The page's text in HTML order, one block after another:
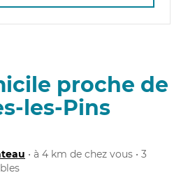
proche de
les-Pins
• à 4 km de chez vous • 3